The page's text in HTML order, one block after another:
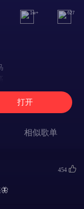
1w+ 627
城堡
烧
打开
相似歌单
454